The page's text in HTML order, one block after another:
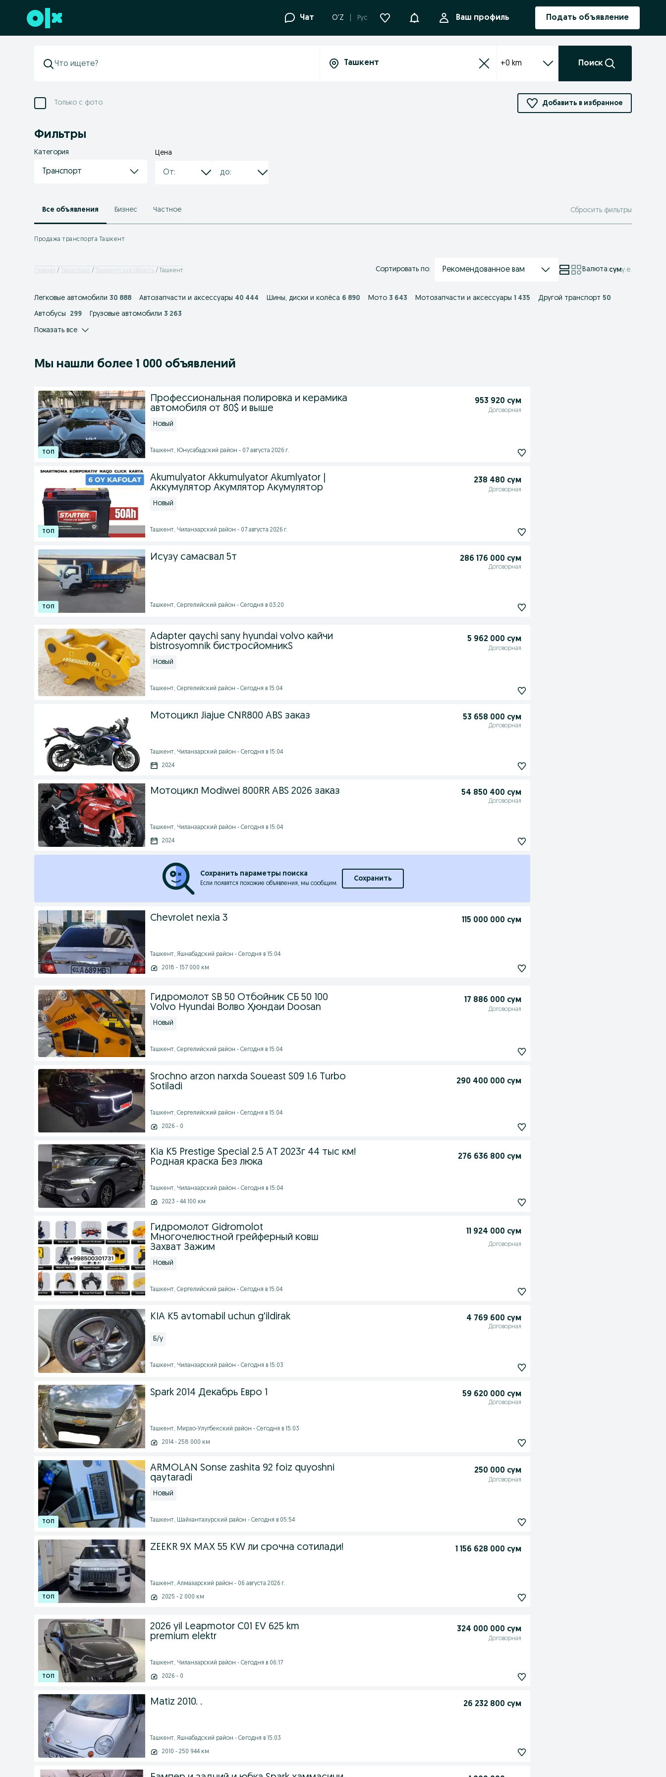
Перейти к нижнему колонтитулу Чат O'Z Рус УведомленияВаш профиль Подать объявление
+0 km Поиск
Только с фото Добавить в избранное
Фильтры
Категория
Транспорт
Цена
Все объявления Бизнес Частное Сбросить фильтры
Продажа транспорта Ташкент
Главная Транспорт Ташкентская область Ташкент Сортировать по: Рекомендованное вам Валюта:суму.е.
Легковые автомобили 30 888 Автозапчасти и аксессуары 40 444 Шины, диски и колёса 6 890 Мото 3 643 Мотозапчасти и аксессуары 1 435 Другой транспорт 50
Автобусы 299 Грузовые автомобили 3 263
Показать все
Мы нашли более 1 000 объявлений
Профессиональная полировка и керамика
автомобиля от 80$ и выше
953 920 сум
Договорная
Новый
Ташкент, Юнусабадский район - 07 августа 2026 г.
Akumulyator Akkumulyator Akumlyator |
Аккумулятор Акумлятор Акумулятор
238 480 сум
Договорная
Новый
Ташкент, Чиланзарский район - 07 августа 2026 г.
Исузу самасвал 5т 286 176 000 сум
Договорная
Ташкент, Сергелийский район - Сегодня в 03:20
Adapter qaychi sany hyundai volvo кайчи
bistrosyomnik бистросйомникS
5 962 000 сум
Договорная
Новый
Ташкент, Сергелийский район - Сегодня в 15:04
Мотоцикл Jiajue CNR800 ABS заказ 53 658 000 сум
Договорная
Ташкент, Чиланзарский район - Сегодня в 15:04
2024
Мотоцикл Modiwei 800RR ABS 2026 заказ 54 850 400 сум
Договорная
Ташкент, Чиланзарский район - Сегодня в 15:04
2024
Сохранить параметры поиска
Если появятся похожие объявления, мы сообщим.
Сохранить
Chevrolet nexia 3 115 000 000 сум
Ташкент, Яшнабадский район - Сегодня в 15:04
2018 - 157 000 км
Гидромолот SB 50 Отбойник СБ 50 100
Volvo Hyundai Волво Ҳюндаи Doosan
17 886 000 сум
Договорная
Новый
Ташкент, Сергелийский район - Сегодня в 15:04
Srochno arzon narxda Soueast S09 1.6 Turbo
Sotiladi
290 400 000 сум
Ташкент, Сергелийский район - Сегодня в 15:04
2026 - 0
Kia K5 Prestige Special 2.5 AT 2023г 44 тыс км!
Родная краска Без люка
276 636 800 сум
Ташкент, Чиланзарский район - Сегодня в 15:04
2023 - 44 100 км
Гидромолот Gidromolot
Многочелюстной грейферный ковш
Захват Зажим
11 924 000 сум
Договорная
Новый
Ташкент, Сергелийский район - Сегодня в 15:04
KIA K5 avtomabil uchun g'ildirak 4 769 600 сум
Договорная
Б/у
Ташкент, Чиланзарский район - Сегодня в 15:03
Spark 2014 Декабрь Евро 1 59 620 000 сум
Договорная
Ташкент, Мирзо-Улугбекский район - Сегодня в 15:03
2014 - 258 000 км
ARMOLAN Sonse zashita 92 foiz quyoshni
qaytaradi
250 000 сум
Договорная
Новый
Ташкент, Шайхантахурский район - Сегодня в 05:54
ZEEKR 9X MAX 55 KW ли срочна сотилади! 1 156 628 000 сум
Ташкент, Алмазарский район - 06 августа 2026 г.
2025 - 2 000 км
2026 yil Leapmotor C01 EV 625 km
premium elektr
324 000 000 сум
Договорная
Ташкент, Чиланзарский район - Сегодня в 06:17
2026 - 0
Matiz 2010. . 26 232 800 сум
Ташкент, Яшнабадский район - Сегодня в 15:03
2010 - 250 944 км